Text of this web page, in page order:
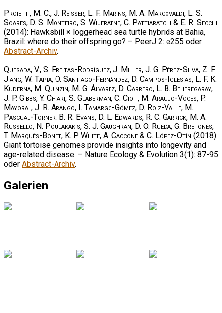
Proietti, M. C., J. Reisser, L. F. Marins, M. A. Marcovaldi, L. S.
Soares, D. S. Monteiro, S. Wijeratne, C. Pattiaratchi & E. R. Secchi
(2014): Hawksbill × loggerhead sea turtle hybrids at Bahia,
Brazil: where do their offspring go? – PeerJ 2: e255 oder
Abstract-Archiv.
Quesada, V., S. Freitas-Rodríguez, J. Miller, J. G. Pérez-Silva, Z. F.
Jiang, W. Tapia, O. Santiago-Fernández, D. Campos-Iglesias, L. F. K.
Kuderna, M. Quinzin, M. G. Álvarez, D. Carrero, L. B. Beheregaray,
J. P. Gibbs, Y. Chiari, S. Glaberman, C. Ciofi, M. Araujo-Voces, P.
Mayoral, J. R. Arango, I. Tamargo-Gómez, D. Roiz-Valle, M.
Pascual-Torner, B. R. Evans, D. L. Edwards, R. C. Garrick, M. A.
Russello, N. Poulakakis, S. J. Gaughran, D. O. Rueda, G. Bretones,
T. Marquès-Bonet, K. P. White, A. Caccone & C. López-Otín (2018):
Giant tortoise genomes provide insights into longevity and
age-related disease. – Nature Ecology & Evolution 3(1): 87-95
oder Abstract-Archiv.
Galerien